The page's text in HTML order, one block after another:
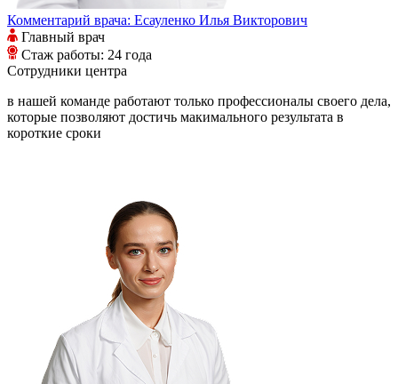
Комментарий врача: Есауленко Илья Викторович
Главный врач
Стаж работы: 24 года
Сотрудники центра
в нашей команде работают только профессионалы своего дела,
которые позволяют достичь макимального результата в
короткие сроки